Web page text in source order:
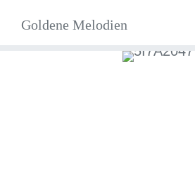
Goldene Melodien